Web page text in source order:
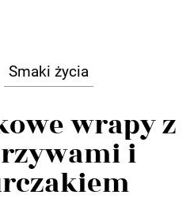
Smaki życia
wrapy z
i